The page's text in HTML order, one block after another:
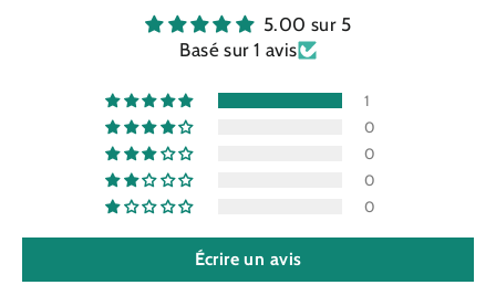
5.00 sur 5
Basé sur 1 avis
1
0
0
0
0
Écrire un avis